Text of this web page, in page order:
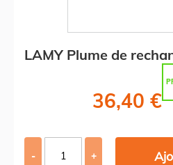
LAMY Plume de
36,40 €
- +